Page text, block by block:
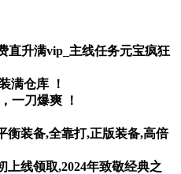
直升满vip_主线任务元宝疯狂
满仓库 ！
一刀爆爽 ！
衡装备,全靠打,正版装备,高倍
上线领取,2024年致敬经典之